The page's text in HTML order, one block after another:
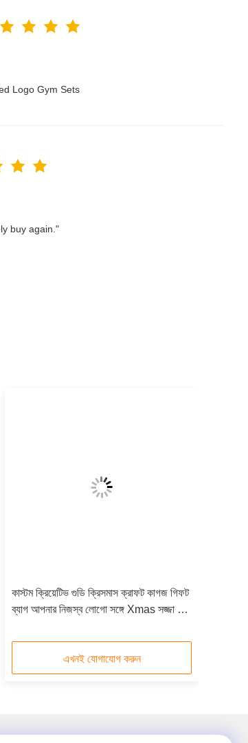
Logo Gym Sets
buy again."
কাস্টম ক্রিয়েটিভ গুডি ক্রিসমাস ক্রাফট কাগজ গিফট
ব্যাগ আপনার নিজস্ব লোগো সঙ্গে Xmas সজ্জা পার্টি
এখনই যোগাযোগ করুন